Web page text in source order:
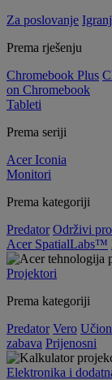
Za poslovanje
Prema rješenju
Chromebook Plus
on Chromebook
Tableti
Prema seriji
Acer Iconia
Monitori
Prema kategoriji
Predator Održivi
Acer SpatialLabs™
Projektori
Prema kategoriji
Predator Vero
zabava Prijenosni
Elektronika i